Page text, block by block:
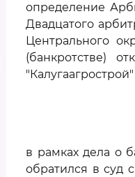
определение
Двадцатого
Центрального
(банкротстве)
в рамках дела о
обратился в